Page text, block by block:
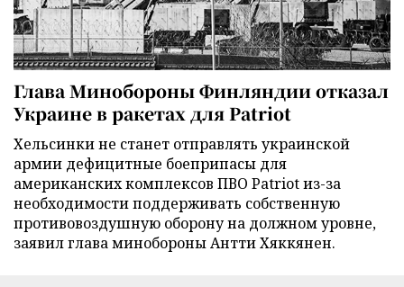
Глава Минобороны Финляндии отказал
Украине в ракетах для Patriot
Хельсинки не станет отправлять украинской
армии дефицитные боеприпасы для
американских комплексов ПВО Patriot из-за
необходимости поддерживать собственную
противовоздушную оборону на должном уровне,
заявил глава минобороны Антти Хяккянен.